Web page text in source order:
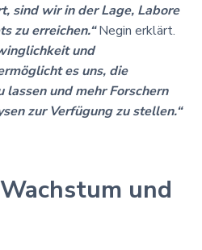
sind wir in der Lage, Labore
zu erreichen.“Negin erklärt.
und
es uns, die
lassen und mehr Forschern
zur Verfügung zu stellen.“
und